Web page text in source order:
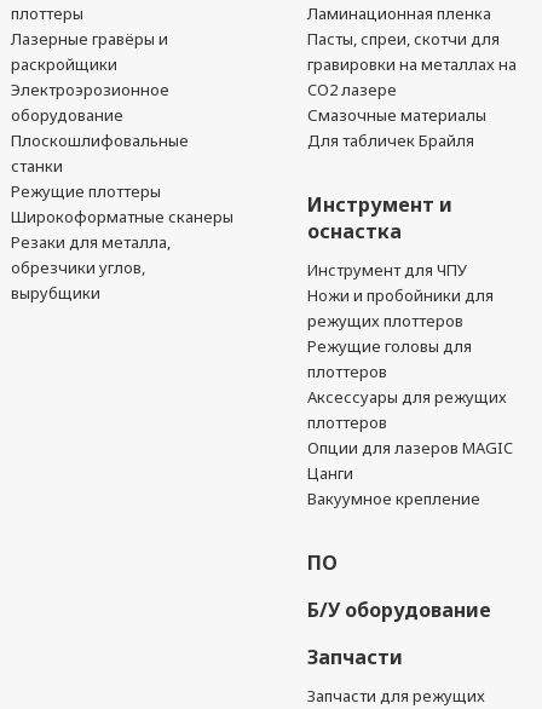
плоттеры
Лазерные гравёры и
раскройщики
Электроэрозионное
оборудование
Плоскошлифовальные
станки
Режущие плоттеры
Широкоформатные сканеры
Резаки для металла,
обрезчики углов,
вырубщики
Ламинационная пленка
Пасты, спреи, скотчи для
гравировки на металлах на
CO2 лазере
Смазочные материалы
Для табличек Брайля
Инструмент и
оснастка
Инструмент для ЧПУ
Ножи и пробойники для
режущих плоттеров
Режущие головы для
плоттеров
Аксессуары для режущих
плоттеров
Опции для лазеров MAGIC
Цанги
Вакуумное крепление
ПО
Б/У оборудование
Запчасти
Запчасти для режущих